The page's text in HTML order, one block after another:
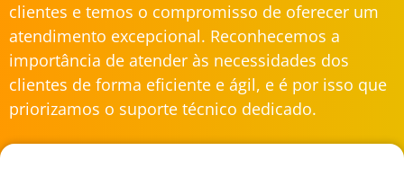
clientes e temos o compromisso de oferecer um
atendimento excepcional. Reconhecemos a
importância de atender às necessidades dos
clientes de forma eficiente e ágil, e é por isso que
priorizamos o suporte técnico dedicado.